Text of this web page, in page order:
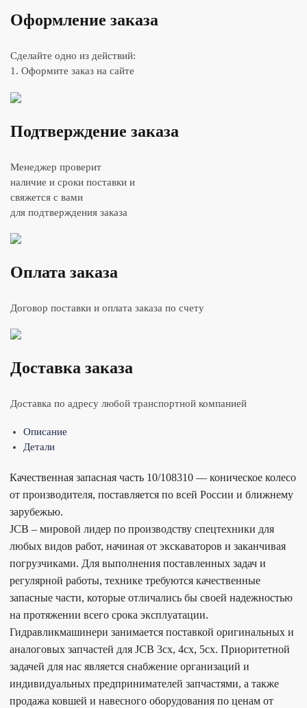
Оформление заказа
Сделайте одно из действий:
1. Оформите заказ на сайте
Подтверждение заказа
Менеджер проверит
наличие и сроки поставки и
свяжется с вами
для подтверждения заказа
Оплата заказа
Договор поставки и оплата заказа по счету
Доставка заказа
Доставка по адресу любой транспортной компанией
Описание
Детали
Качественная запасная часть 10/108310 — коническое колесо
от производителя, поставляется по всей России и ближнему
зарубежью.
JCB – мировой лидер по производству спецтехники для
любых видов работ, начиная от экскаваторов и заканчивая
погрузчиками. Для выполнения поставленных задач и
регулярной работы, технике требуются качественные
запасные части, которые отличались бы своей надежностью
на протяжении всего срока эксплуатации.
Гидравликмашинери занимается поставкой оригинальных и
аналоговых запчастей для JCB 3cx, 4cx, 5cx. Приоритетной
задачей для нас является снабжение организаций и
индивидуальных предпринимателей запчастями, а также
продажа ковшей и навесного оборудования по ценам от